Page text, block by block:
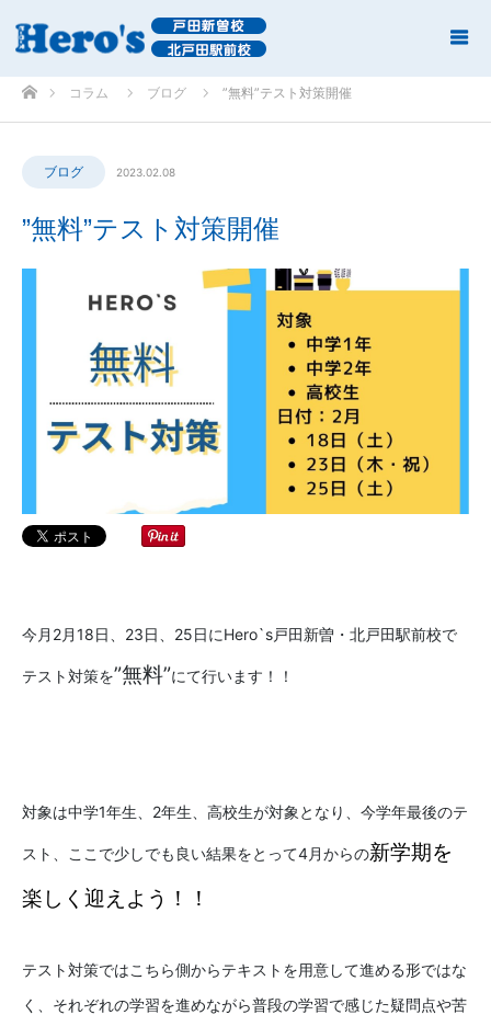
ホームコラム ブログ ”無料”テスト対策開催
ブログ 2023.02.08
”無料”テスト対策開催
今月2月18日、23日、25日にHero`s戸田新曽・北戸田駅前校で
テスト対策を”無料”にて行います！！
対象は中学1年生、2年生、高校生が対象となり、今学年最後のテ
スト、ここで少しでも良い結果をとって4月からの新学期を
楽しく迎えよう！！
テスト対策ではこちら側からテキストを用意して進める形ではな
く、それぞれの学習を進めながら普段の学習で感じた疑問点や苦